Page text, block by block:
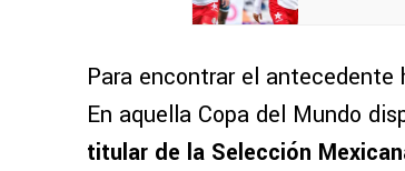
Para encontrar el antecedente
En aquella Copa del Mundo
titular de la Selección